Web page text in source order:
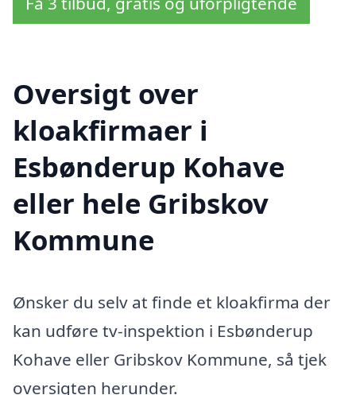
Oversigt over
kloakfirmaer i
Esbønderup Kohave
eller hele Gribskov
Kommune
Ønsker du selv at finde et kloakfirma der
kan udføre tv-inspektion i Esbønderup
Kohave eller Gribskov Kommune, så tjek
oversigten herunder.